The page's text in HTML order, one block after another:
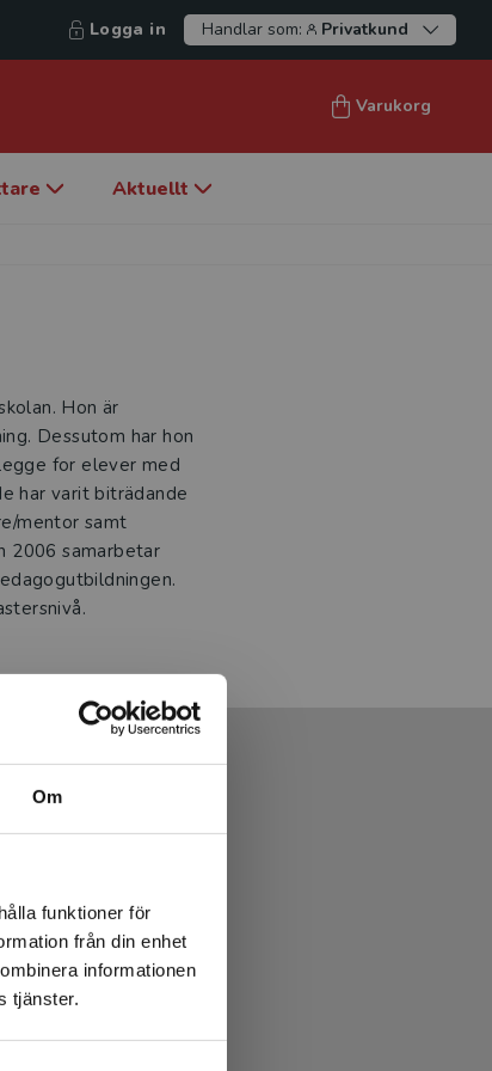
Om
funktioner för
från din enhet
informationen
tjänster.
Logga in Handlar som: Privatkund
Varukorg
Aktuellt
Hon är
Dessutom har hon
for elever med
har varit biträdande
mentor samt
2006 samarbetar